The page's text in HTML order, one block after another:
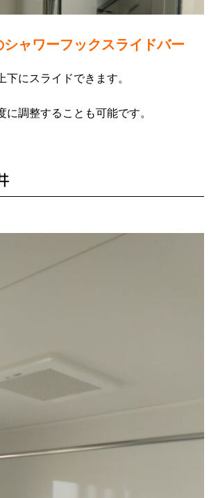
ャワーフックスライドバー
下にスライドできます。
に調整することも可能です。